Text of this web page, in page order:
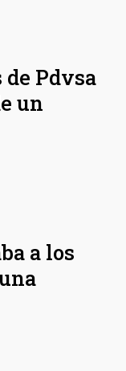
Pdvsa
un
a los